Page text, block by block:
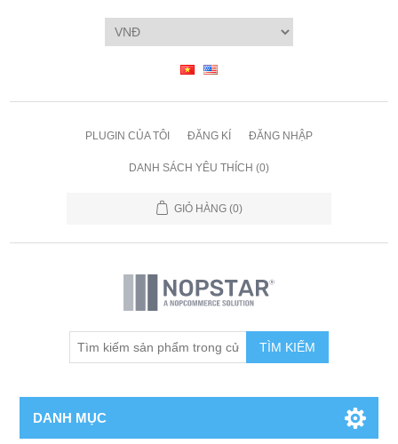
PLUGIN CỦA TÔI ĐĂNG KÍ ĐĂNG NHẬP
DANH SÁCH YÊU THÍCH (0)
GIỎ HÀNG (0)
TÌM KIẾM
DANH MỤC